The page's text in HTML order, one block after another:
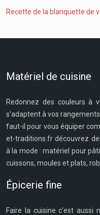
Recette de la blanquette de
Matériel de cuisine
Redonnez des couleurs à
s'adaptent à vos
faut-il pour vous équiper
et-traditions.fr découvrez
à la mode : matériel pour
cuissons, moules et plats,
Épicerie fine
Faire la cuisine c'est aussi